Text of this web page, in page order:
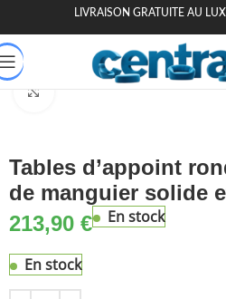
LIVRAISON GRATUITE AU
Accueil Maison & Jardin Meuble
Tables d’appoint
de manguier solide
213,90 € En stock
En stock
🎁 20€ offerts dès 200€ - Code :